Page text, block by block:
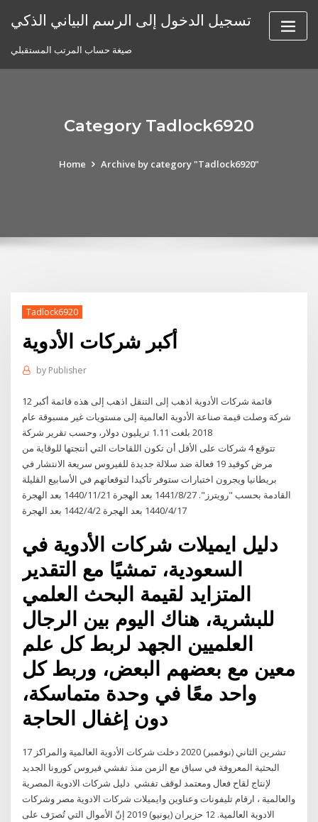
تسجيل الدخول إلى الرسم البياني الذكي
صيغة حساب المرتب المستقبلي
Category Tadlock6920
Home Archive by category "Tadlock6920"
Tadlock6920
أكبر شركات الأدوية
by Publisher
قائمة شركات الأدوية اذهب إلى التنقل اذهب إلى هذه قائمة أكبر 12
شركة وصلت قيمة صناعة الأدوية العالمية إلى مستويات غير مسبوقة عام
2018 بلغت 1.11 تريليون دولار، وحسب تقرير شركة
تتوقع 4 شركات على الأقل أن تكون اللقاحات التي أنتجتها للوقاية من
مرض كوفيد 19 فعالة ضد سلالة جديدة للفيروس سريعة الانتشار في
بريطانيا ويجرون اختبارات ستوفر تأكيدا لتوقعاتهم في الأسابيع القليلة
القادمة بحسب "رويترز". 27‏‏/8‏‏/1441 بعد الهجرة 21‏‏/11‏‏/1440 بعد الهجرة
17‏‏/4‏‏/1440 بعد الهجرة 2‏‏/4‏‏/1442 بعد الهجرة
دليل ايميلات شركات الأدوية في
السعودية، تمشيًا مع التقدير
المتزايد لقيمة البحث العلمي
للبشرية، هناك اليوم بين الرجال
العلميين الجهد لربط كل علم
معين مع بعضهم البعض، وربط كل
واحد معًا في وحدة متماسكة،
دون إغفال الحاجة
17 تشرين الثاني (نوفمبر) 2020 دخلت شركات الأدوية العالمية والمراكز
البحثية المعروفة في سباق مع الزمن منذ تفشي فيروس كورونا الجديد
لإنتاج لقاح فعال ومعتمد لوقف تفشي دليل شركات الادوية المصرية
والعالمية ، ارقام تليفونات وعناوين وايميلات شركات الادوية مصر وشركات
الادوية العالمية. 12 حزيران (يونيو) 2019 إنّ الأموال التي تُصرَف على